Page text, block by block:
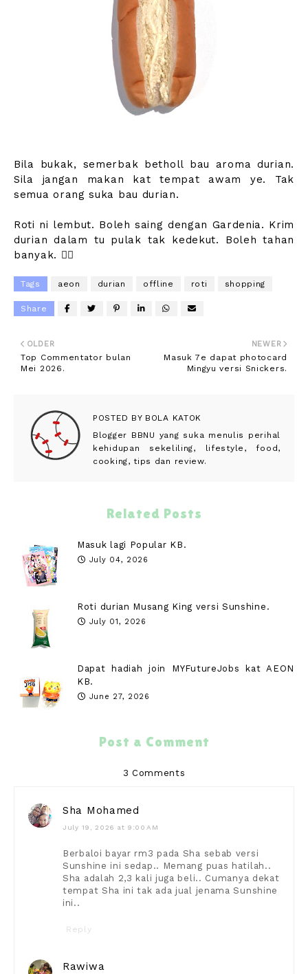
Bila bukak, semerbak betholl bau aroma durian.
Sila jangan makan kat tempat awam ye. Tak
semua orang suka bau durian.
Roti ni lembut. Boleh saing dengan Gardenia. Krim
durian dalam tu pulak tak kedekut. Boleh tahan
banyak. 👍🏻
Tags aeon durian offline roti shopping
Share
NEWER
Masuk 7e dapat photocard
Mingyu versi Snickers.
OLDER
Top Commentator bulan
Mei 2026.
POSTED BYBOLA KATOK
Blogger BBNU yang suka menulis perihal
kehidupan sekeliling, lifestyle, food,
cooking, tips dan review.
Related Posts
Masuk lagi Popular KB.
July 04, 2026
Roti durian Musang King versi Sunshine.
July 01, 2026
Dapat hadiah join MYFutureJobs kat AEON
KB.
June 27, 2026
Post a Comment
3 Comments
Sha Mohamed
July 19, 2026 at 9:00 AM
Berbaloi bayar rm3 pada Sha sebab versi
Sunshine ini sedap.. Memang puas hatilah..
Sha adalah 2,3 kali juga beli.. Cumanya dekat
tempat Sha ini tak ada jual jenama Sunshine
ini..
Reply
Rawiwa